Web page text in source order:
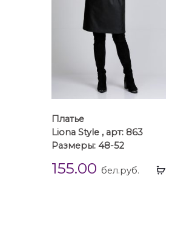
Платье
Liona Style , арт: 863
Размеры: 48-52
155.00 бел.руб.